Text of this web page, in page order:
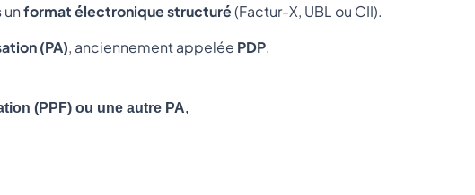
format électronique structuré(Factur-X, UBL ou CII).
(PA), anciennement appelée PDP.
(PPF) ou une autre PA,